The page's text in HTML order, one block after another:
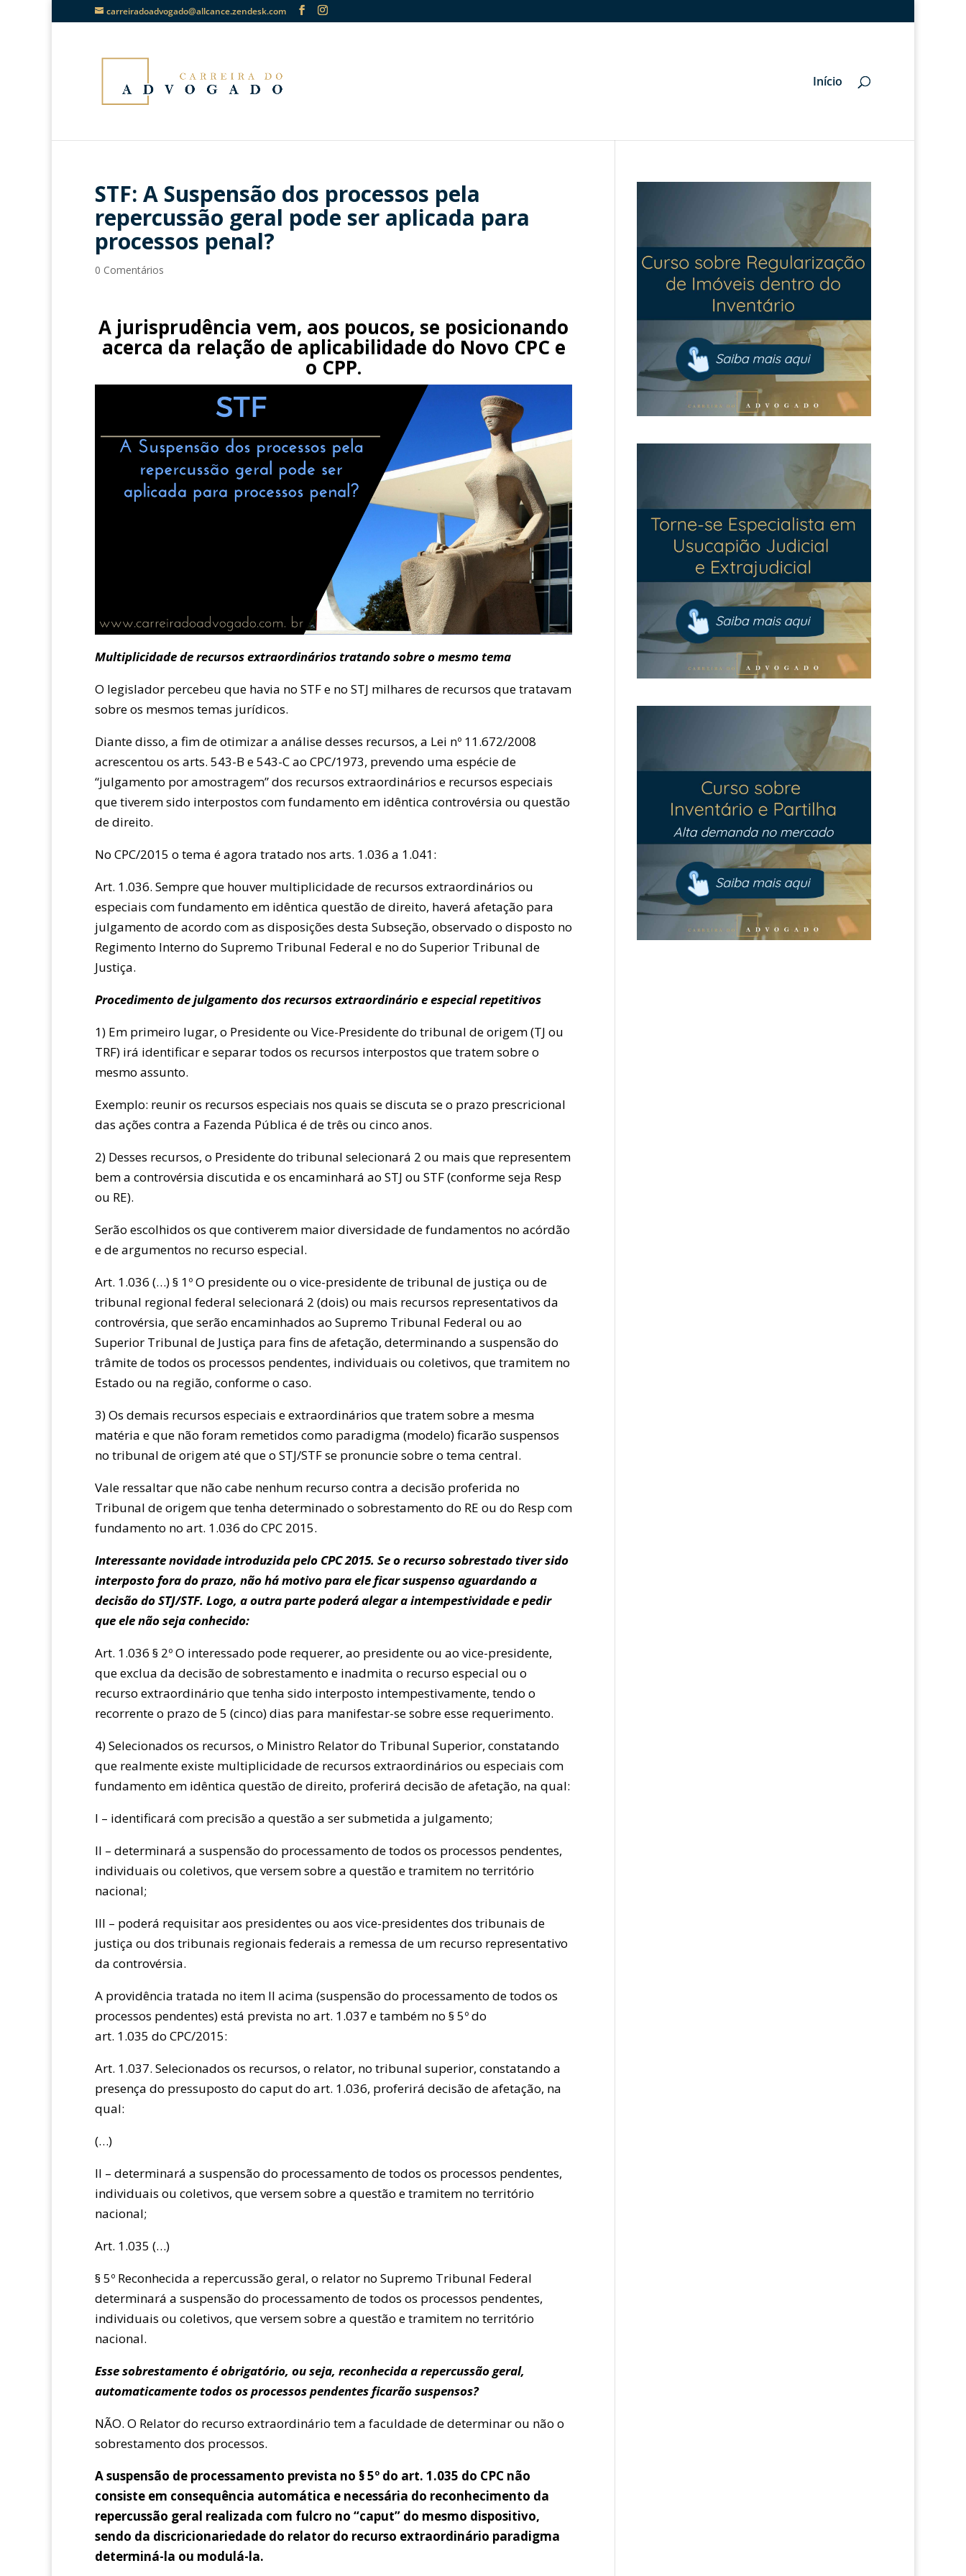
carreiradoadvogado@allcance.zendesk.com
Início
STF: A Suspensão dos processos pela
repercussão geral pode ser aplicada para
processos penal?
0 Comentários
A jurisprudência vem, aos poucos, se posicionando
acerca da relação de aplicabilidade do Novo CPC e
o CPP.
Multiplicidade de recursos extraordinários tratando sobre o mesmo tema
O legislador percebeu que havia no STF e no STJ milhares de recursos que tratavam
sobre os mesmos temas jurídicos.
Diante disso, a fim de otimizar a análise desses recursos, a Lei nº 11.672/2008
acrescentou os arts. 543-B e 543-C ao CPC/1973, prevendo uma espécie de
“julgamento por amostragem” dos recursos extraordinários e recursos especiais
que tiverem sido interpostos com fundamento em idêntica controvérsia ou questão
de direito.
No CPC/2015 o tema é agora tratado nos arts. 1.036 a 1.041:
Art. 1.036. Sempre que houver multiplicidade de recursos extraordinários ou
especiais com fundamento em idêntica questão de direito, haverá afetação para
julgamento de acordo com as disposições desta Subseção, observado o disposto no
Regimento Interno do Supremo Tribunal Federal e no do Superior Tribunal de
Justiça.
Procedimento de julgamento dos recursos extraordinário e especial repetitivos
1) Em primeiro lugar, o Presidente ou Vice-Presidente do tribunal de origem (TJ ou
TRF) irá identificar e separar todos os recursos interpostos que tratem sobre o
mesmo assunto.
Exemplo: reunir os recursos especiais nos quais se discuta se o prazo prescricional
das ações contra a Fazenda Pública é de três ou cinco anos.
2) Desses recursos, o Presidente do tribunal selecionará 2 ou mais que representem
bem a controvérsia discutida e os encaminhará ao STJ ou STF (conforme seja Resp
ou RE).
Serão escolhidos os que contiverem maior diversidade de fundamentos no acórdão
e de argumentos no recurso especial.
Art. 1.036 (…) § 1º O presidente ou o vice-presidente de tribunal de justiça ou de
tribunal regional federal selecionará 2 (dois) ou mais recursos representativos da
controvérsia, que serão encaminhados ao Supremo Tribunal Federal ou ao
Superior Tribunal de Justiça para fins de afetação, determinando a suspensão do
trâmite de todos os processos pendentes, individuais ou coletivos, que tramitem no
Estado ou na região, conforme o caso.
3)Os demais recursos especiais e extraordinários que tratem sobre a mesma
matéria e que não foram remetidos como paradigma (modelo) ficarão suspensos
no tribunal de origem até que o STJ/STF se pronuncie sobre o tema central.
Vale ressaltar que não cabe nenhum recurso contra a decisão proferida no
Tribunal de origem que tenha determinado o sobrestamento do RE ou do Resp com
fundamento no art. 1.036 do CPC 2015.
Interessante novidade introduzida pelo CPC 2015. Se o recurso sobrestado tiver sido
interposto fora do prazo, não há motivo para ele ficar suspenso aguardando a
decisão do STJ/STF. Logo, a outra parte poderá alegar a intempestividade e pedir
que ele não seja conhecido:
Art. 1.036 § 2º O interessado pode requerer, ao presidente ou ao vice-presidente,
que exclua da decisão de sobrestamento e inadmita o recurso especial ou o
recurso extraordinário que tenha sido interposto intempestivamente, tendo o
recorrente o prazo de 5 (cinco) dias para manifestar-se sobre esse requerimento.
4) Selecionados os recursos, o Ministro Relator do Tribunal Superior, constatando
que realmente existe multiplicidade de recursos extraordinários ou especiais com
fundamento em idêntica questão de direito, proferirá decisão de afetação, na qual:
I – identificará com precisão a questão a ser submetida a julgamento;
II – determinará a suspensão do processamento de todos os processos pendentes,
individuais ou coletivos, que versem sobre a questão e tramitem no território
nacional;
III – poderá requisitar aos presidentes ou aos vice-presidentes dos tribunais de
justiça ou dos tribunais regionais federais a remessa de um recurso representativo
da controvérsia.
A providência tratada no item II acima (suspensão do processamento de todos os
processos pendentes) está prevista no art. 1.037 e também no § 5º do
art. 1.035 do CPC/2015:
Art. 1.037. Selecionados os recursos, o relator, no tribunal superior, constatando a
presença do pressuposto do caput do art. 1.036, proferirá decisão de afetação, na
qual:
(…)
II – determinará a suspensão do processamento de todos os processos pendentes,
individuais ou coletivos, que versem sobre a questão e tramitem no território
nacional;
Art. 1.035 (…)
§ 5º Reconhecida a repercussão geral, o relator no Supremo Tribunal Federal
determinará a suspensão do processamento de todos os processos pendentes,
individuais ou coletivos, que versem sobre a questão e tramitem no território
nacional.
Esse sobrestamento é obrigatório, ou seja, reconhecida a repercussão geral,
automaticamente todos os processos pendentes ficarão suspensos?
NÃO. O Relator do recurso extraordinário tem a faculdade de determinar ou não o
sobrestamento dos processos.
A suspensão de processamento prevista no § 5º do art. 1.035 do CPC não
consiste em consequência automática e necessária do reconhecimento da
repercussão geral realizada com fulcro no “caput” do mesmo dispositivo,
sendo da discricionariedade do relator do recurso extraordinário paradigma
determiná-la ou modulá-la.